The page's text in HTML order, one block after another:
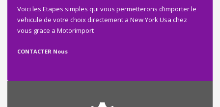
Voici les Etapes simples qui vous permetterons d’importer le
vehicule de votre choix directement a New York Usa chez
vous grace a Motorimport
CONTACTER Nous